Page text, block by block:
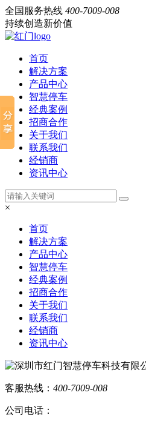
全国服务热线 400-7009-008
持续创造新价值
首页
解决方案
产品中心
智慧停车
经典案例
招商合作
关于我们
联系我们
经销商
资讯中心
×
首页
解决方案
产品中心
智慧停车
经典案例
招商合作
关于我们
联系我们
经销商
资讯中心
客服热线： 400-7009-008
公司电话：